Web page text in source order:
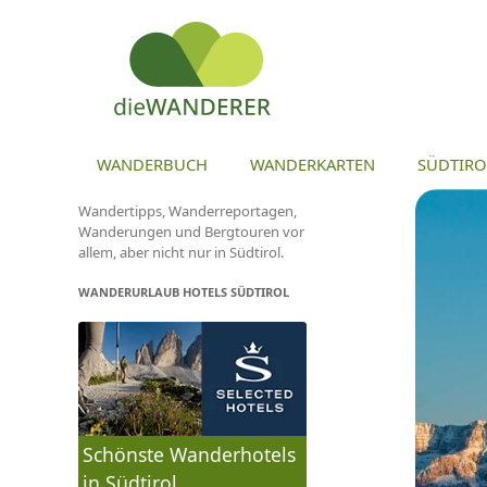
WANDERBUCH WANDERKARTEN
Wandertipps, Wanderreportagen,
Wanderungen und Bergtouren vor
allem, aber nicht nur in Südtirol.
WANDERURLAUB HOTELS SÜDTIROL
Schönste Wanderhotels